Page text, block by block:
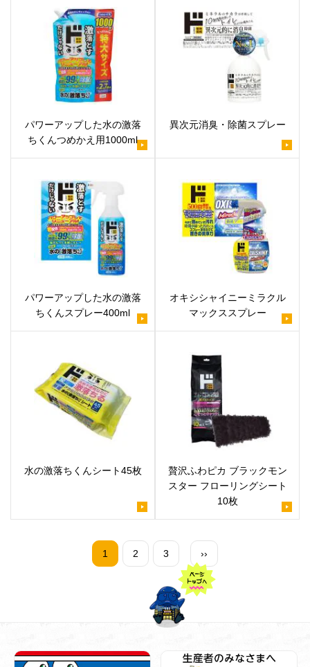
パワーアップした水の激落
ちくんつめかえ用1000ml
異次元消臭・除菌スプレー
パワーアップした水の激落
ちくんスプレー400ml
オキシシャイニーミラクル
マックススプレー
水の激落ちくんシート45枚
贅沢ふわピカ ブラックモン
スター フローリングシート
10枚
1 2 3 ››